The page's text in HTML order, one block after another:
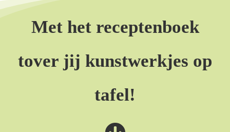
Met het receptenboek
tover jij kunstwerkjes op
tafel!